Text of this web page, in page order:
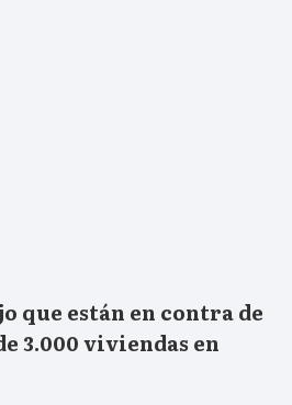
que están en contra de
3.000 viviendas en